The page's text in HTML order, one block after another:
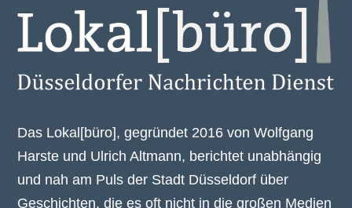
Das Lokal[büro], gegründet 2016 von Wolfgang
Harste und Ulrich Altmann, berichtet unabhängig
und nah am Puls der Stadt Düsseldorf über
Geschichten, die es oft nicht in die großen Medien